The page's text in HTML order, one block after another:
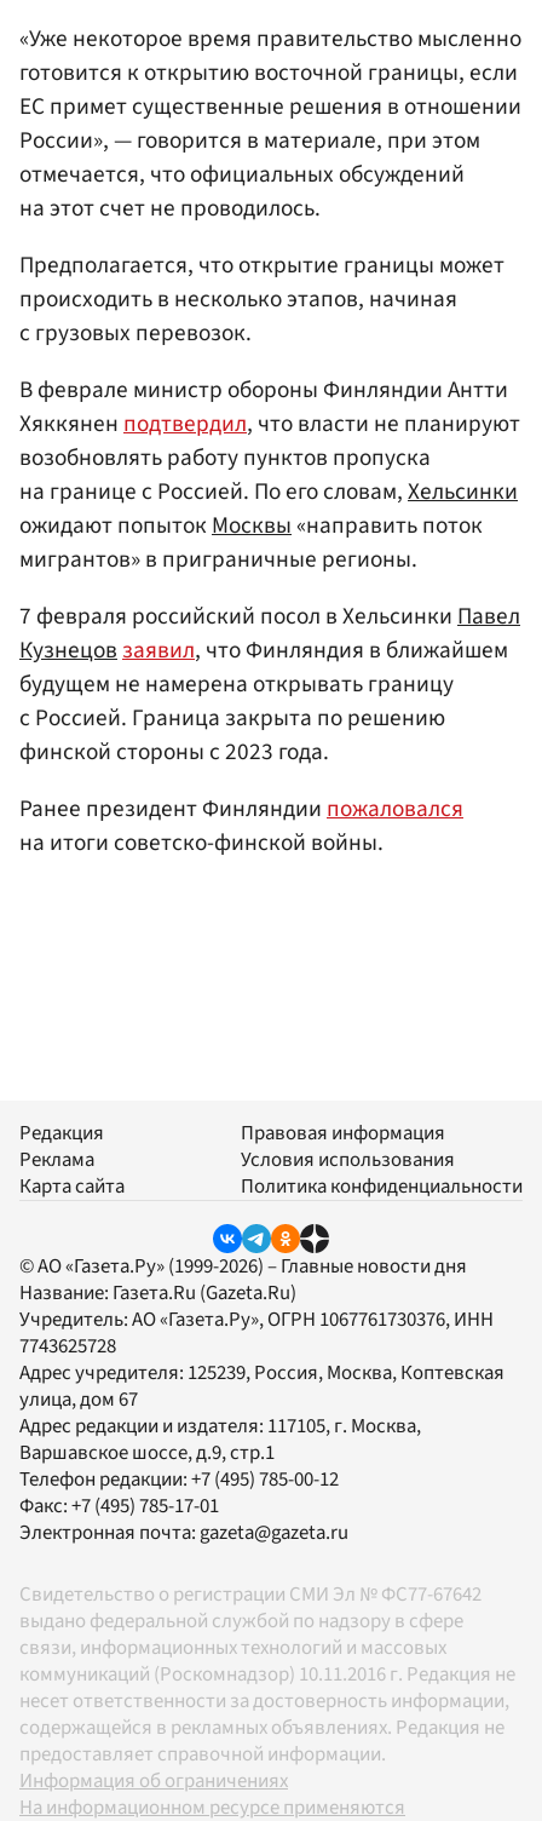
«Уже некоторое время правительство мысленно
готовится к открытию восточной границы, если
ЕС примет существенные решения в отношении
России», — говорится в материале, при этом
отмечается, что официальных обсуждений
на этот счет не проводилось.
Предполагается, что открытие границы может
происходить в несколько этапов, начиная
с грузовых перевозок.
В феврале министр обороны Финляндии Антти
Хяккяненподтвердил, что власти не планируют
возобновлять работу пунктов пропуска
на границе с Россией. По его словам,Хельсинки
ожидают попытокМосквы«направить поток
мигрантов» в приграничные регионы.
7 февраля российский посол в ХельсинкиПавел
Кузнецовзаявил, что Финляндия в ближайшем
будущем не намерена открывать границу
с Россией. Граница закрыта по решению
финской стороны с 2023 года.
Ранее президент Финляндиипожаловался
на итоги советско-финской войны.
Редакция
Реклама
Карта сайта
Правовая информация
Условия использования
Политика конфиденциальности
© АО «Газета.Ру» (1999-2026) – Главные новости дня
Название: Газета.Ru (Gazeta.Ru)
Учредитель:АО «Газета.Ру», ОГРН 1067761730376, ИНН
7743625728
Адрес учредителя: 125239, Россия, Москва, Коптевская
улица, дом 67
Адрес редакции и издателя: 117105, г. Москва,
Варшавское шоссе, д.9, стр.1
Телефон редакции:+7 (495) 785-00-12
Факс:+7 (495) 785-17-01
Электронная почта:gazeta@gazeta.ru
Свидетельство о регистрации СМИ Эл № ФС77-67642
выдано федеральной службой по надзору в сфере
связи, информационных технологий и массовых
коммуникаций (Роскомнадзор) 10.11.2016 г. Редакция не
несет ответственности за достоверность информации,
содержащейся в рекламных объявлениях. Редакция не
предоставляет справочной информации.
Информация об ограничениях
На информационном ресурсе применяются